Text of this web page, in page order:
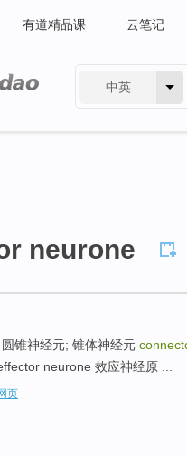
有道精品课 云笔记
中英
neurone
圆锥神经元; 锥体神经元
neurone 效应神经原 ...
页